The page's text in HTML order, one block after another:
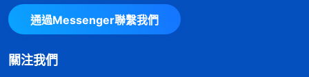
過後我又看了幾段神的話，對認識自己的問題很
有幫助。全能神説：「對于敵基督來説，地位與名譽
是他的生命，他無論怎樣活着，無論生活在什麽樣的
通過Messenger聯繫我們
關注我們